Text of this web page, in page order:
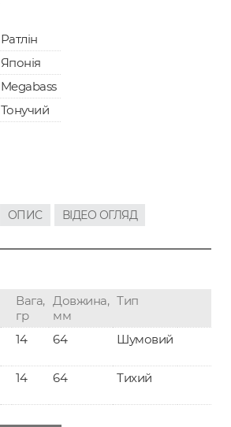
Ратлін
Японія
Megabass
Тонучий
ОПИС
ВІДЕО ОГЛЯД
Вага,
гр
Довжина,
мм
Тип
14 64 Шумовий
14 64 Тихий